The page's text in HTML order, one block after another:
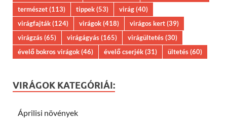
természet(113) tippek(53) virág(40)
virágfajták(124) virágok(418) virágos kert(39)
virágzás(65) virágágyás(165) virágültetés(30)
évelő bokros virágok(46) évelő cserjék(31) ültetés(60)
VIRÁGOK KATEGÓRIÁI:
Áprilisi növények